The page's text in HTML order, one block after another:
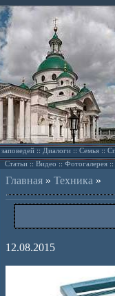
::Диалоги::Семья::
Статьи::Видео ::Фотогалерея::
Главная» Техника »
12.08.2015